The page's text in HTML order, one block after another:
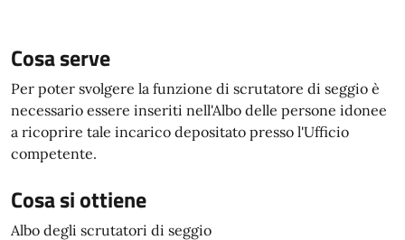
Cosa serve
Per poter svolgere la funzione di scrutatore di seggio è
necessario essere inseriti nell'Albo delle persone idonee
a ricoprire tale incarico depositato presso l'Ufficio
competente.
Cosa si ottiene
Albo degli scrutatori di seggio